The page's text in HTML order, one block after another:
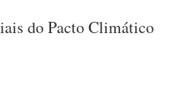
do Pacto Climático